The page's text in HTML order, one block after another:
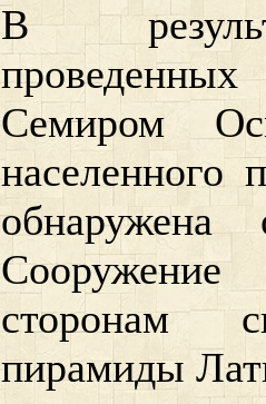
В
Семиром
населенного
обнаружена
сторонам
пирамиды